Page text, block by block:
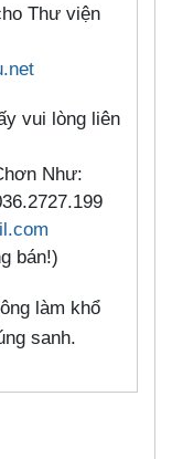
Thư viện
vui lòng liên
Như:
bán!)
làm khổ
sanh.